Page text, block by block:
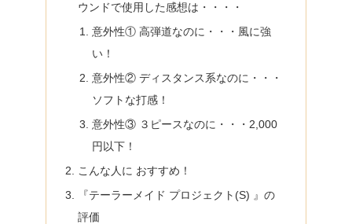
ウンドで使用した感想は・・・・
意外性① 高弾道なのに・・・風に強
い！
意外性② ディスタンス系なのに・・・
ソフトな打感！
意外性③ ３ピースなのに・・・2,000
円以下！
こんな人に おすすめ！
『テーラーメイド プロジェクト(S) 』の
評価